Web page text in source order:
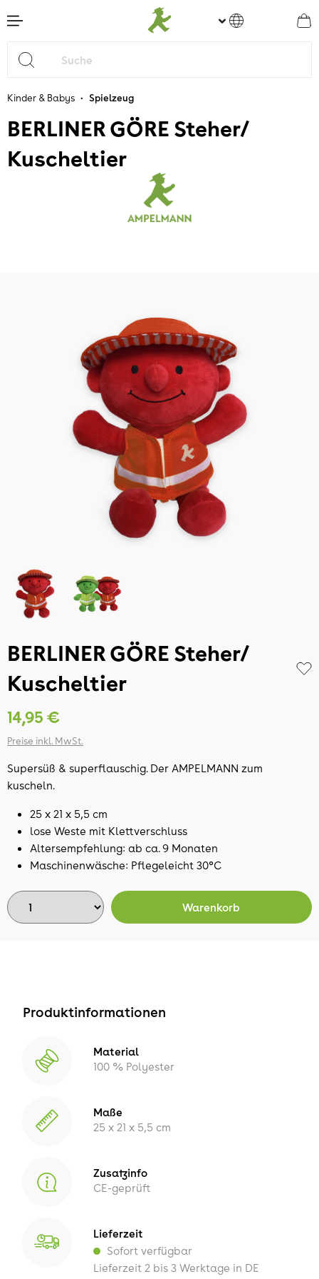
springen
Kinder & Babys • Spielzeug
BERLINER GÖRE Steher/
Kuscheltier
BERLINER GÖRE Steher/
Kuscheltier
14,95 €
Preise inkl. MwSt.
Supersüß & superflauschig. Der AMPELMANN zum
kuscheln.
25 x 21 x 5,5 cm
lose Weste mit Klettverschluss
Altersempfehlung: ab ca. 9 Monaten
Maschinenwäsche: Pflegeleicht 30°C
Warenkorb
Produktinformationen
Material
100 % Polyester
Maße
25 x 21 x 5,5 cm
Zusatzinfo
CE-geprüft
Lieferzeit
Sofort verfügbar
Lieferzeit 2 bis 3 Werktage in DE